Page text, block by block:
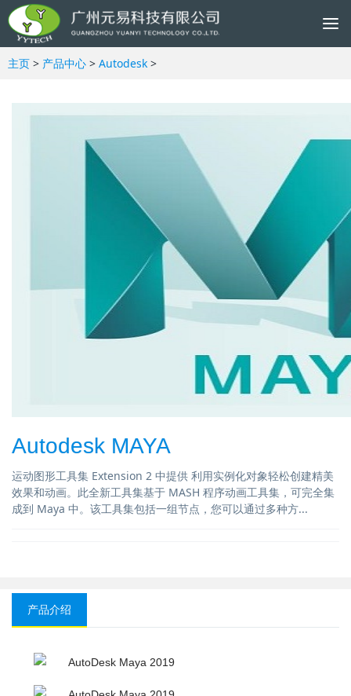
主页 > 产品中心 > Autodesk >
Autodesk MAYA
运动图形工具集 Extension 2 中提供 利用实例化对象轻松创建精美
效果和动画。此全新工具集基于 MASH 程序动画工具集，可完全集
成到 Maya 中。该工具集包括一组节点，您可以通过多种方...
产品介绍